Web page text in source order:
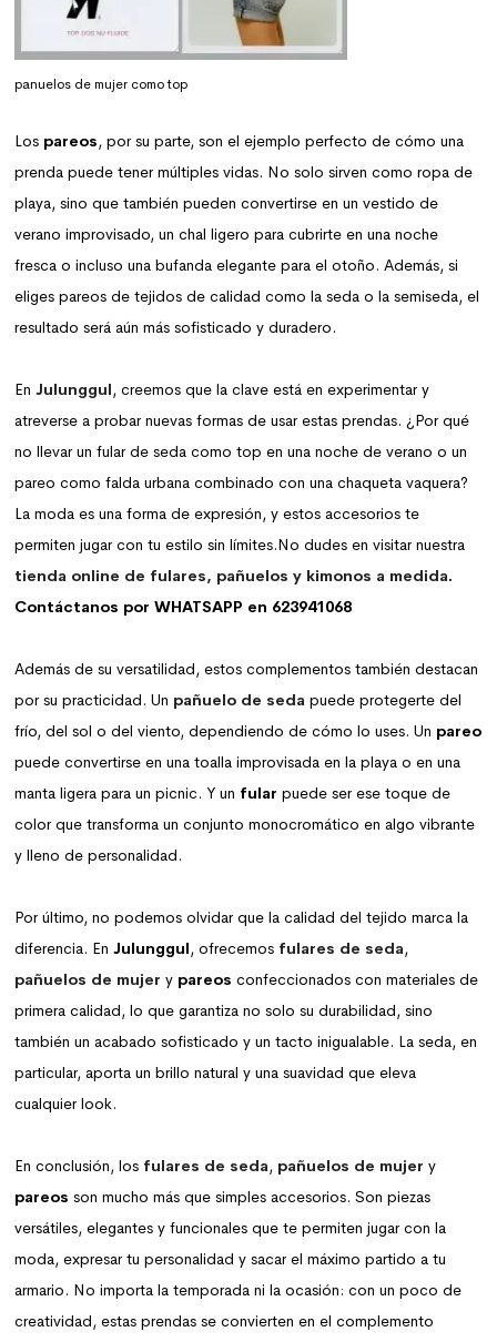
panuelos de mujer como top
Los pareos, por su parte, son el ejemplo perfecto de cómo una
prenda puede tener múltiples vidas. No solo sirven como ropa de
playa, sino que también pueden convertirse en un vestido de
verano improvisado, un chal ligero para cubrirte en una noche
fresca o incluso una bufanda elegante para el otoño. Además, si
eliges pareos de tejidos de calidad como la seda o la semiseda, el
resultado será aún más sofisticado y duradero.
EnJulunggul, creemos que la clave está en experimentar y
atreverse a probar nuevas formas de usar estas prendas. ¿Por qué
no llevar un fular de seda como top en una noche de verano o un
pareo como falda urbana combinado con una chaqueta vaquera?
La moda es una forma de expresión, y estos accesorios te
permiten jugar con tu estilo sin límites.No dudes en visitar nuestra
tienda online de fulares, pañuelos y kimonos a medida.
Contáctanos por WHATSAPP en 623941068
Además de su versatilidad, estos complementos también destacan
por su practicidad. Un pañuelo de seda puede protegerte del
frío, del sol o del viento, dependiendo de cómo lo uses. Un pareo
puede convertirse en una toalla improvisada en la playa o en una
manta ligera para un picnic. Y un fular puede ser ese toque de
color que transforma un conjunto monocromático en algo vibrante
y lleno de personalidad.
Por último, no podemos olvidar que la calidad del tejido marca la
diferencia. EnJulunggul, ofrecemos fulares de seda,
pañuelos de mujer y pareos confeccionados con materiales de
primera calidad, lo que garantiza no solo su durabilidad, sino
también un acabado sofisticado y un tacto inigualable. La seda, en
particular, aporta un brillo natural y una suavidad que eleva
cualquier look.
En conclusión, los fulares de seda, pañuelos de mujer y
pareos son mucho más que simples accesorios. Son piezas
versátiles, elegantes y funcionales que te permiten jugar con la
moda, expresar tu personalidad y sacar el máximo partido a tu
armario. No importa la temporada ni la ocasión: con un poco de
creatividad, estas prendas se convierten en el complemento